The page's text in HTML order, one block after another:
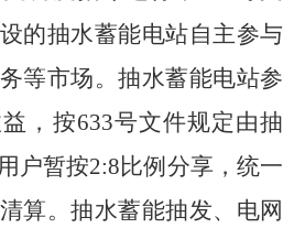
的抽水蓄能电站自主参与
等市场。抽水蓄能电站参
，按633号文件规定由抽
户暂按2:8比例分享，统一
算。抽水蓄能抽发、电网